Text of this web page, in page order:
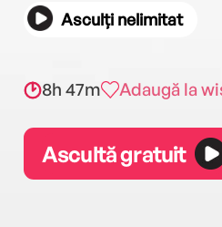
Asculți nelimitat
8h 47m Adaugă la
Ascultă gratuit